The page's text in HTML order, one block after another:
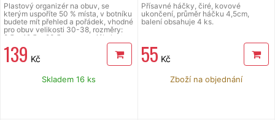
Plastový organizér na obuv, se
kterým uspoříte 50 % místa, v botníku
budete mít přehled a pořádek, vhodné
pro obuv velikosti 30-38, rozměry:
8,5 x 12,5 x 23,5 cm, materiál plast,
barva antracit, protiskluzový povrch,
balení obsahuje 5 ks
139 Kč
Skladem 16 ks
Přísavné háčky, čiré, kovové
ukončení, průměr háčku 4,5cm,
balení obsahuje 4 ks.
55 Kč
Zboží na objednání